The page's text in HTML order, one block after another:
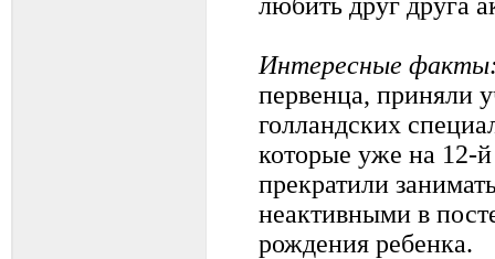
Интересные
первенца, приняли
голландских
которые уже на 12-
прекратили
неактивными в
рождения ребенка.